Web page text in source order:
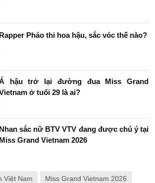
Rapper Pháo thi hoa hậu, sắc vóc thế nào?
hậu trở lại đường đua Miss Grand
ở tuổi 29 là ai?
Nhan sắc nữ BTV VTV đang được chú ý tại
Miss Grand Vietnam 2026
Việt Nam Miss Grand Vietnam 2026